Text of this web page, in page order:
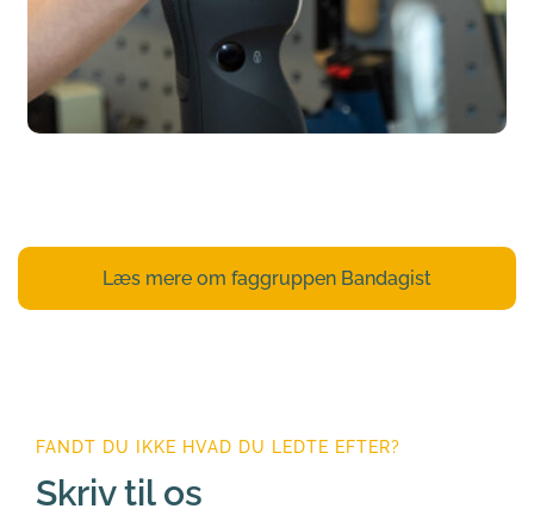
Læs mere om faggruppen Bandagist
FANDT DU IKKE HVAD DU LEDTE EFTER?
Skriv til os